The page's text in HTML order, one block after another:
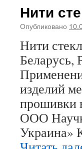
Нити
Опубликовано
Нити
изделий
прошивки
ООО
Украина»